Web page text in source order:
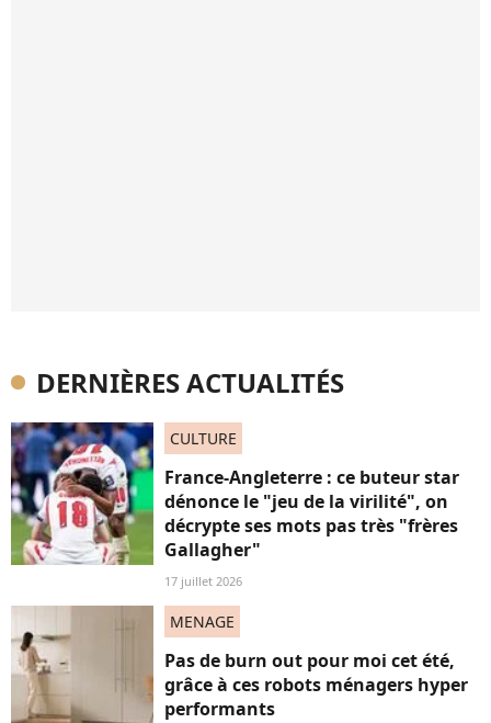
DERNIÈRES ACTUALITÉS
CULTURE
France-Angleterre : ce buteur star
dénonce le "jeu de la virilité", on
décrypte ses mots pas très "frères
Gallagher"
17 juillet 2026
MENAGE
Pas de burn out pour moi cet été,
grâce à ces robots ménagers hyper
performants